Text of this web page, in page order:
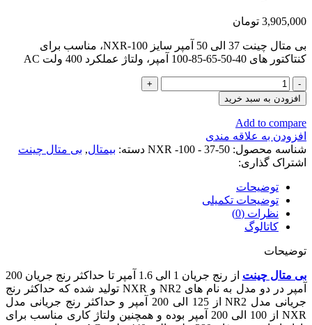
3,905,000 تومان
بی متال چینت 37 الی 50 آمپر سایز NXR-100، مناسب برای
کنتاکتور های 40-50-65-85-100 آمپر، ولتاژ عملکرد 400 ولت AC
بی
متال
چینت
37
الی
50
آمپر
NXR-
100
عدد
افزودن به سبد خرید
Add to compare
افزودن به علاقه مندی
شناسه محصول: NXR -100 - 37-50 دسته: بیمتال, بی متال چینت
اشتراک گذاری:
توضیحات
توضیحات تکمیلی
نظرات (0)
کاتالوگ
توضیحات
بی متال چینت
از رنج جریان 1 الی 1.6 آمپر تا حداکثر رنج جریان 200
آمپر در دو مدل به نام های NR2 و NXR تولید شده که حداکثر رنج
جریانی مدل NR2 از 125 الی 200 آمپر و حداکثر رنج جریانی مدل
NXR از 100 الی 200 آمپر بوده و همچنین ولتاژ کاری مناسب برای